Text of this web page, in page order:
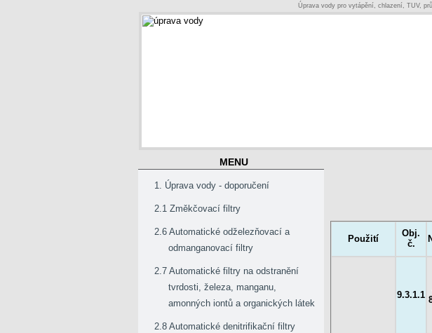
Úprava vody pro vytápění, chlazení, TUV,
MENU
1. Úprava vody - doporučení
2.1 Změkčovací filtry
2.6 Automatické odželezňovací a
odmanganovací filtry
2.7 Automatické filtry na odstranění
tvrdosti, železa, manganu,
amonných iontů a organických látek
2.8 Automatické denitrifikační filtry
Použití
Obj.
č.
9.3.1.1